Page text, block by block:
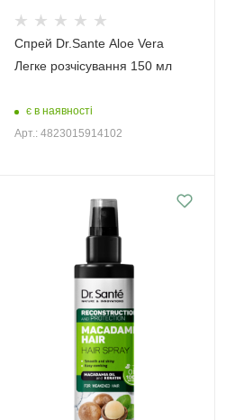
Спрей Dr.Sante Aloe Vera
Легке розчісування 150 мл
є в наявності
Арт.: 4823015914102